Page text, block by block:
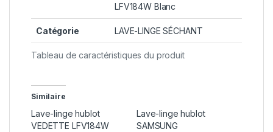
Tableau de caractéristiques du produit
LFV184W Blanc
Catégorie LAVE-LINGE SÉCHANT
Similaire
Lave-linge hublot
VEDETTE LFV184W
Lave-linge hublot
SAMSUNG